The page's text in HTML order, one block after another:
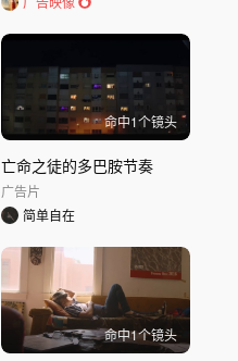
命中1个镜头
亡命之徒的多巴胺节奏
广告片
简单自在
命中1个镜头